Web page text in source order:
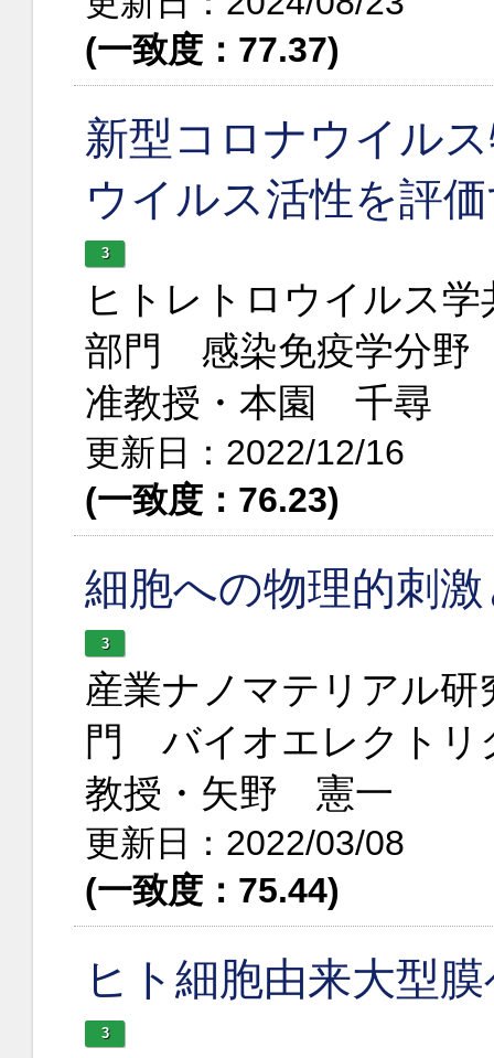
(一致度：77.37)
新型コロナウイル
ウイルス活性を評
3
ヒトレトロウイルス
部門 感染免疫学分野
准教授・本園 千尋
更新日：2022/12/16
(一致度：76.23)
細胞への物理的刺
3
産業ナノマテリアル
門 バイオエレクトリ
教授・矢野 憲一
更新日：2022/03/08
(一致度：75.44)
ヒト細胞由来大型
3